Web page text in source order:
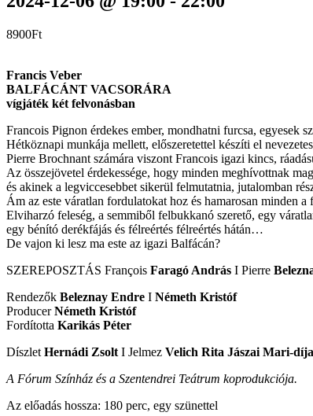
8900Ft
Francis Veber
BALFÁCÁNT VACSORÁRA
vígjáték két felvonásban
Francois Pignon érdekes ember, mondhatni furcsa, egyesek
Hétköznapi munkája mellett, előszeretettel készíti el
Pierre Brochnant számára viszont Francois igazi kincs,
Az összejövetel érdekessége, hogy minden meghívottnak
és akinek a legviccesebbet sikerül felmutatnia, jutalomban
Ám az este váratlan fordulatokat hoz és hamarosan minden a
Elviharzó feleség, a semmiből felbukkanó szerető, egy
egy bénító derékfájás és félreértés félreértés hátán…
De vajon ki lesz ma este az igazi Balfácán?
SZEREPOSZTÁS François Faragó András I Pierre
Rendezők Beleznay Endre I Németh Kristóf
ProducerNémeth Kristóf
Fordította Karikás Péter
Díszlet Hernádi Zsolt I Jelmez Velich Rita Jászai Mari-
A Fórum Színház és a Szentendrei Teátrum koprodukciója.
Az előadás hossza: 180 perc, egy szünettel